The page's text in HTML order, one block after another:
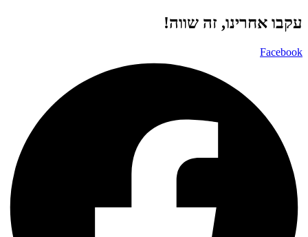
עקבו אחרינו, זה שווה!
Facebook